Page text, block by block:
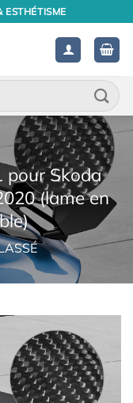
pour Skoda
(lame en